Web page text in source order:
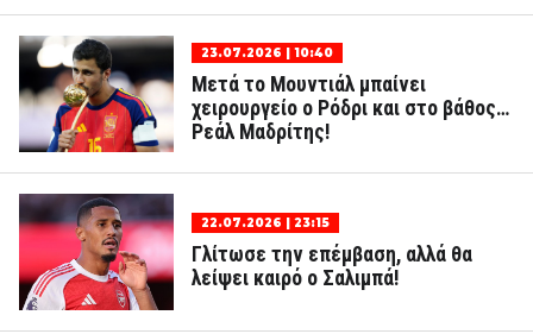
23.07.2026 | 10:40
Μετά το Μουντιάλ μπαίνει
χειρουργείο ο Ρόδρι και στο βάθος…
Ρεάλ Μαδρίτης!
22.07.2026 | 23:15
Γλίτωσε την επέμβαση, αλλά θα
λείψει καιρό ο Σαλιμπά!